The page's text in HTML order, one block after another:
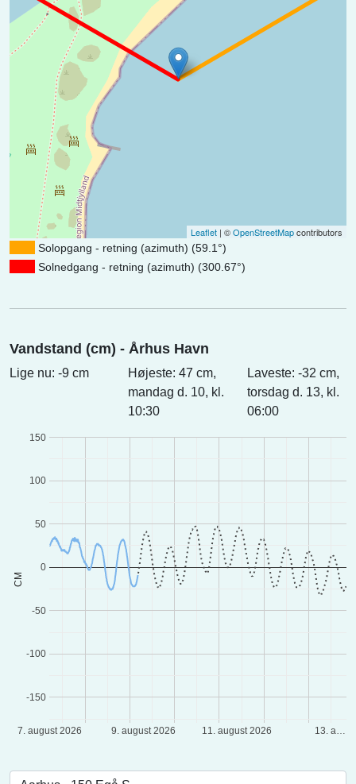
Leaflet | ©OpenStreetMapcontributors
Solopgang - retning (azimuth) (59.1°)
Solnedgang - retning (azimuth) (300.67°)
Vandstand (cm) - Århus Havn
Lige nu: -9 cm
Højeste: 47 cm,
mandag d. 10, kl.
10:30
Laveste: -32 cm,
torsdag d. 13, kl.
06:00
7. august 2026 9. august 2026 11. august 2026 13. a…
-150
-100
-50
0
50
100
150
CM